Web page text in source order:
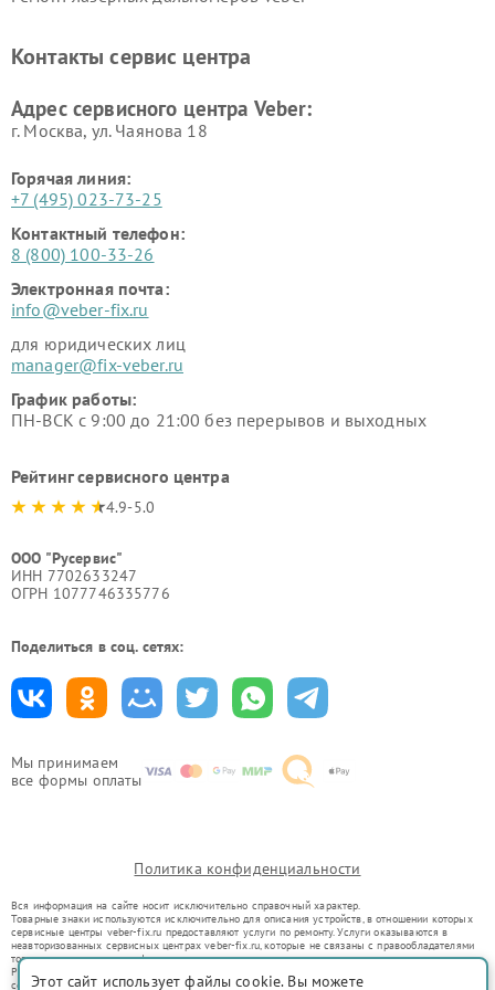
Мы принимаем
все формы оплаты
Контакты сервис центра
Адрес сервисного центра Veber:
г. Москва, ул. Чаянова 18
Горячая линия:
+7 (495) 023-73-25
Контактный телефон:
8 (800) 100-33-26
Электронная почта:
info@veber-fix.ru
для юридических лиц
manager@fix-veber.ru
График работы:
ПН-ВСК с 9:00 до 21:00 без перерывов и выходных
Рейтинг сервисного центра
4.9-5.0
ООО "Русервис"
ИНН 7702633247
ОГРН 1077746335776
Поделиться в соц. сетях:
Политика конфиденциальности
Вся информация на сайте носит исключительно справочный характер.
Товарные знаки используются исключительно для описания устройств, в отношении которых
сервисные центры veber-fix.ru предоставляют услуги по ремонту. Услуги оказываются в
неавторизованных сервисных центрах veber-fix.ru, которые не связаны с правообладателями
товарных знаков или их официальными представителями.
Ремонт осуществляется для устройств, уже введенных в гражданский оборот в соответствии
со статьей 1487 ГК РФ.
Этот сайт использует файлы cookie. Вы можете